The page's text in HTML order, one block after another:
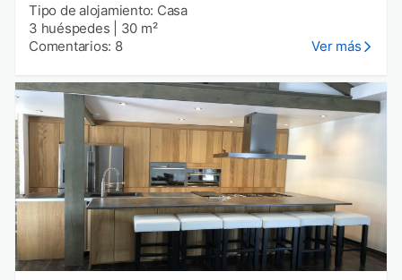
Tipo de alojamiento: Casa
3 huéspedes
30 m²
Comentarios: 8
Ver más